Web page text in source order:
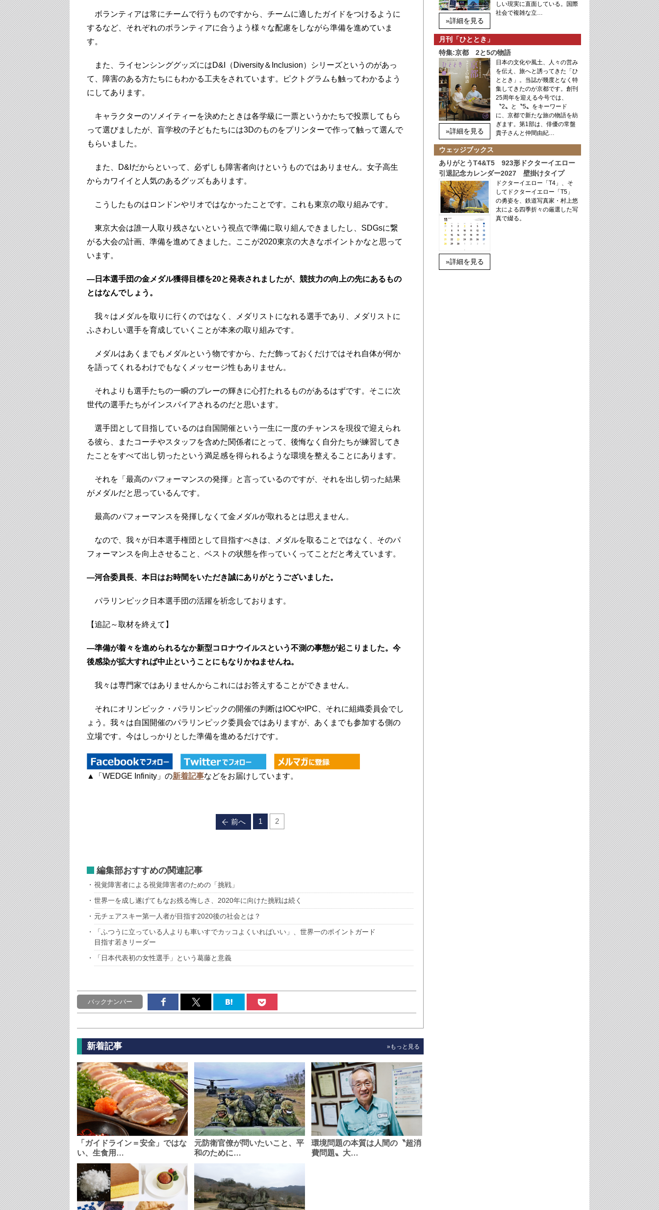
ボランティアは常にチームで行うものですから、チームに適したガイドをつけるように
するなど、それぞれのボランティアに合うよう様々な配慮をしながら準備を進めていま
す。
また、ライセンシンググッズにはD&I（Diversity＆Inclusion）シリーズというのがあっ
て、障害のある方たちにもわかる工夫をされています。ピクトグラムも触ってわかるよう
にしてあります。
キャラクターのソメイティーを決めたときは各学級に一票というかたちで投票してもら
って選びましたが、盲学校の子どもたちには3Dのものをプリンターで作って触って選んで
もらいました。
また、D&Iだからといって、必ずしも障害者向けというものではありません。女子高生
からカワイイと人気のあるグッズもあります。
こうしたものはロンドンやリオではなかったことです。これも東京の取り組みです。
東京大会は誰一人取り残さないという視点で準備に取り組んできましたし、SDGsに繋
がる大会の計画、準備を進めてきました。ここが2020東京の大きなポイントかなと思って
います。
―日本選手団の金メダル獲得目標を20と発表されましたが、競技力の向上の先にあるもの
とはなんでしょう。
我々はメダルを取りに行くのではなく、メダリストになれる選手であり、メダリストに
ふさわしい選手を育成していくことが本来の取り組みです。
メダルはあくまでもメダルという物ですから、ただ飾っておくだけではそれ自体が何か
を語ってくれるわけでもなくメッセージ性もありません。
それよりも選手たちの一瞬のプレーの輝きに心打たれるものがあるはずです。そこに次
世代の選手たちがインスパイアされるのだと思います。
選手団として目指しているのは自国開催という一生に一度のチャンスを現役で迎えられ
る彼ら、またコーチやスタッフを含めた関係者にとって、後悔なく自分たちが練習してき
たことをすべて出し切ったという満足感を得られるような環境を整えることにあります。
それを「最高のパフォーマンスの発揮」と言っているのですが、それを出し切った結果
がメダルだと思っているんです。
最高のパフォーマンスを発揮しなくて金メダルが取れるとは思えません。
なので、我々が日本選手権団として目指すべきは、メダルを取ることではなく、そのパ
フォーマンスを向上させること、ベストの状態を作っていくってことだと考えています。
―河合委員長、本日はお時間をいただき誠にありがとうございました。
パラリンピック日本選手団の活躍を祈念しております。
【追記～取材を終えて】
―準備が着々を進められるなか新型コロナウイルスという不測の事態が起こりました。今
後感染が拡大すれば中止ということにもなりかねませんね。
我々は専門家ではありませんからこれにはお答えすることができません。
それにオリンピック・パラリンピックの開催の判断はIOCやIPC、それに組織委員会でし
ょう。我々は自国開催のパラリンピック委員会ではありますが、あくまでも参加する側の
立場です。今はしっかりとした準備を進めるだけです。
▲「WEDGE Infinity」の新着記事などをお届けしています。
前へ 1 2
編集部おすすめの関連記事
視覚障害者による視覚障害者のための「挑戦」
世界一を成し遂げてもなお残る悔しさ、2020年に向けた挑戦は続く
元チェアスキー第一人者が目指す2020後の社会とは？
「ふつうに立っている人よりも車いすでカッコよくいればいい」、世界一のポイントガード
目指す若きリーダー
「日本代表初の女性選手」という葛藤と意義
バックナンバー
新着記事 »もっと見る
「ガイドライン＝安全」ではな
い、生食用…
元防衛官僚が問いたいこと、平
和のために…
環境問題の本質は人間の〝超消
費問題〟大…
»詳細を見る
しい現実に直面している。国際
社会で複雑な立…
月刊「ひととき」
特集:京都 2と5の物語
»詳細を見る
日本の文化や風土、人々の営み
を伝え、旅へと誘ってきた「ひ
ととき」。当誌が幾度となく特
集してきたのが京都です。創刊
25周年を迎える今号では、
〝2〟と〝5〟をキーワード
に、京都で新たな旅の物語を紡
ぎます。第1部は、俳優の常盤
貴子さんと仲間由紀…
ウェッジブックス
ありがとうT4&T5 923形ドクターイエロー
引退記念カレンダー2027 壁掛けタイプ
»詳細を見る
ドクターイエロー「T4」、そ
してドクターイエロー「T5」
の勇姿を、鉄道写真家・村上悠
太による四季折々の厳選した写
真で綴る。